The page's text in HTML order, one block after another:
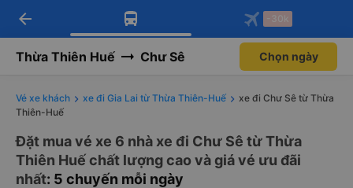
Tải app Vexere ngay!
Nhận ưu đãi thành viên độc
Mở app
Tải app Vexere
-30k/ghế khi đặt vé máy bay qua
Mở app
arrow_back -30k
Thừa Thiên Huế Chư Sê Chọn ngày
Vé xe khách xe đi Gia Lai từ Thừa Thiên-Huế
xe đi Chư Sê từ Thừa
Thiên-Huế
Đặt mua vé xe 6 nhà xe đi Chư Sê từ Thừa
Thiên Huế chất lượng cao và giá vé ưu đãi
nhất: 5 chuyến mỗi ngày